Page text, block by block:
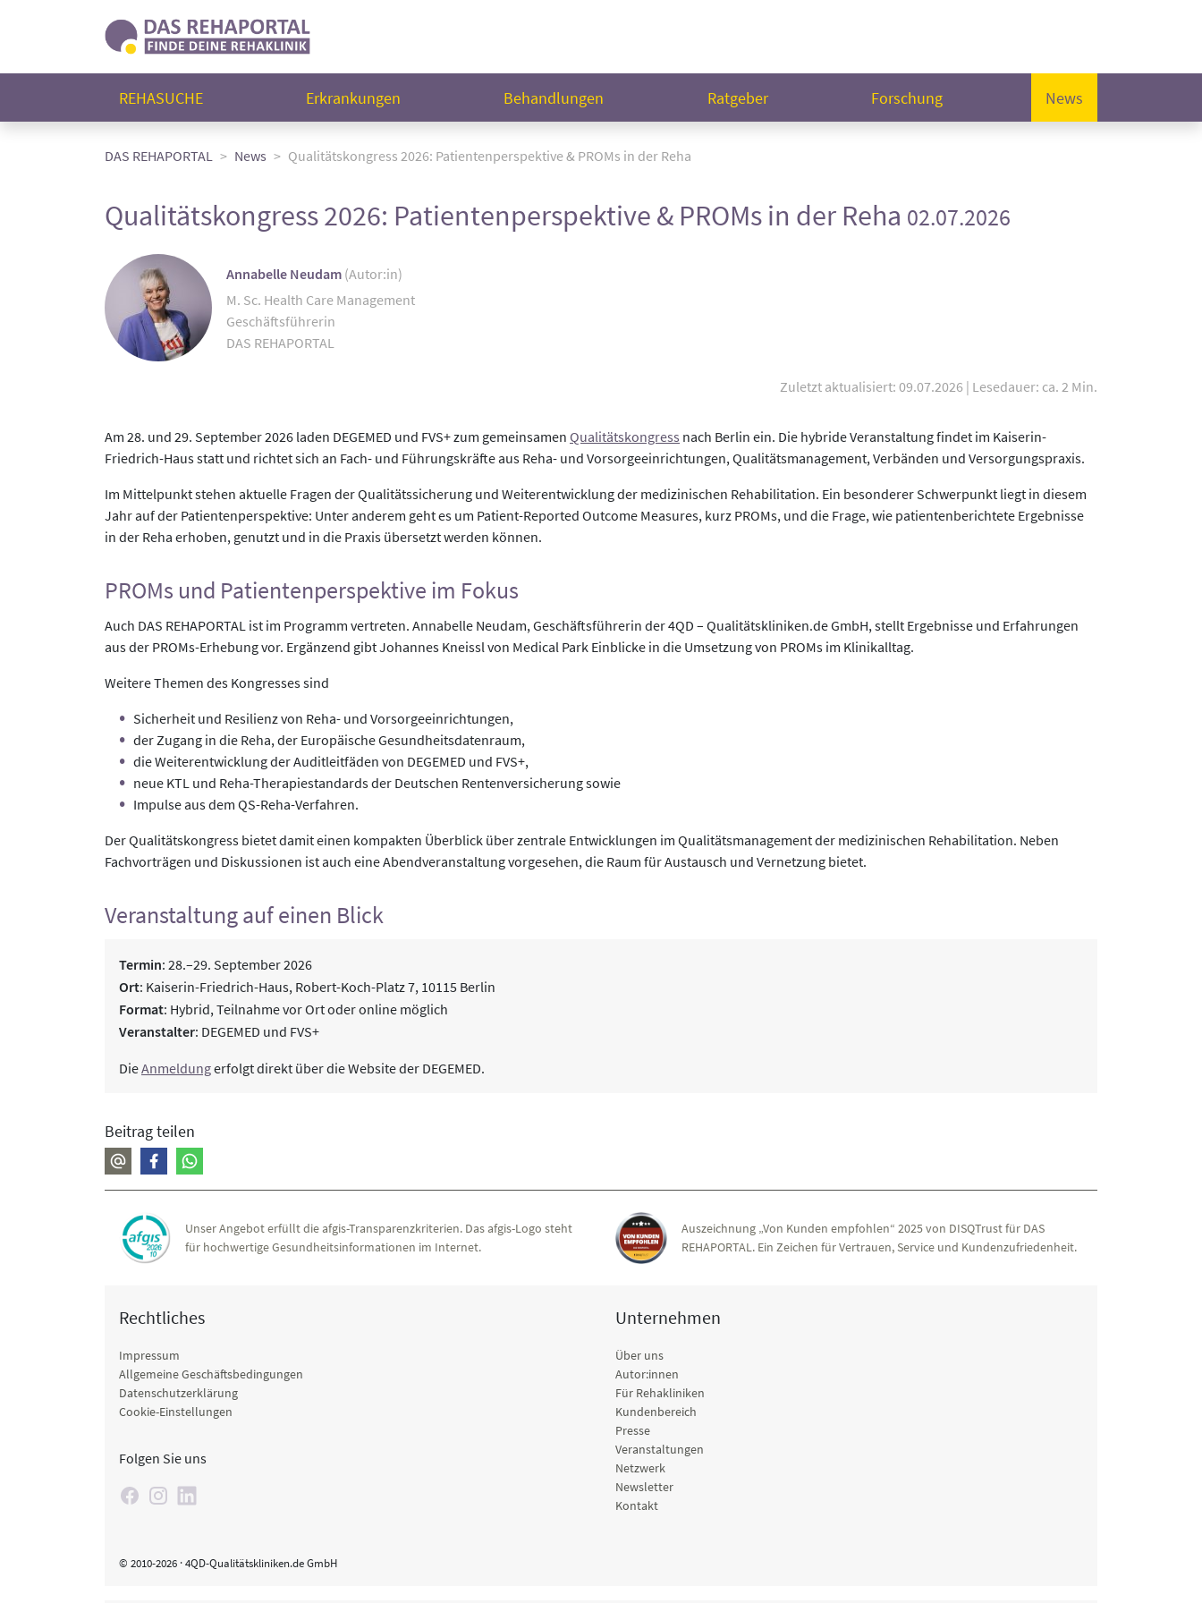
REHASUCHE Erkrankungen Behandlungen Ratgeber Forschung News
DAS REHAPORTAL News Qualitätskongress 2026: Patientenperspektive & PROMs in der Reha
Qualitätskongress 2026: Patientenperspektive & PROMs in der Reha 02.07.2026
Annabelle Neudam (Autor:in)
M. Sc. Health Care Management
Geschäftsführerin
DAS REHAPORTAL
Zuletzt aktualisiert: 09.07.2026 | Lesedauer: ca. 2 Min.
Am 28. und 29. September 2026 laden DEGEMED und FVS+ zum gemeinsamen Qualitätskongress nach Berlin ein. Die hybride Veranstaltung findet im Kaiserin-
Friedrich-Haus statt und richtet sich an Fach- und Führungskräfte aus Reha- und Vorsorgeeinrichtungen, Qualitätsmanagement, Verbänden und Versorgungspraxis.
Im Mittelpunkt stehen aktuelle Fragen der Qualitätssicherung und Weiterentwicklung der medizinischen Rehabilitation. Ein besonderer Schwerpunkt liegt in diesem
Jahr auf der Patientenperspektive: Unter anderem geht es um Patient-Reported Outcome Measures, kurz PROMs, und die Frage, wie patientenberichtete Ergebnisse
in der Reha erhoben, genutzt und in die Praxis übersetzt werden können.
PROMs und Patientenperspektive im Fokus
Auch DAS REHAPORTAL ist im Programm vertreten. Annabelle Neudam, Geschäftsführerin der 4QD – Qualitätskliniken.de GmbH, stellt Ergebnisse und Erfahrungen
aus der PROMs-Erhebung vor. Ergänzend gibt Johannes Kneissl von Medical Park Einblicke in die Umsetzung von PROMs im Klinikalltag.
Weitere Themen des Kongresses sind
Sicherheit und Resilienz von Reha- und Vorsorgeeinrichtungen,
der Zugang in die Reha, der Europäische Gesundheitsdatenraum,
die Weiterentwicklung der Auditleitfäden von DEGEMED und FVS+,
neue KTL und Reha-Therapiestandards der Deutschen Rentenversicherung sowie
Impulse aus dem QS-Reha-Verfahren.
Der Qualitätskongress bietet damit einen kompakten Überblick über zentrale Entwicklungen im Qualitätsmanagement der medizinischen Rehabilitation. Neben
Fachvorträgen und Diskussionen ist auch eine Abendveranstaltung vorgesehen, die Raum für Austausch und Vernetzung bietet.
Veranstaltung auf einen Blick
Termin: 28.–29. September 2026
Ort: Kaiserin-Friedrich-Haus, Robert-Koch-Platz 7, 10115 Berlin
Format: Hybrid, Teilnahme vor Ort oder online möglich
Veranstalter: DEGEMED und FVS+
DieAnmeldungerfolgt direkt über die Website der DEGEMED.
Beitrag teilen
Unser Angebot erfüllt die afgis-Transparenzkriterien. Das afgis-Logo steht
für hochwertige Gesundheitsinformationen im Internet.
Auszeichnung „Von Kunden empfohlen“ 2025 von DISQTrust für DAS
REHAPORTAL. Ein Zeichen für Vertrauen, Service und Kundenzufriedenheit.
Rechtliches
Impressum
Allgemeine Geschäftsbedingungen
Datenschutzerklärung
Cookie-Einstellungen
Folgen Sie uns
Unternehmen
Über uns
Autor:innen
Für Rehakliniken
Kundenbereich
Presse
Veranstaltungen
Netzwerk
Newsletter
Kontakt
© 2010-2026 · 4QD-Qualitätskliniken.de GmbH